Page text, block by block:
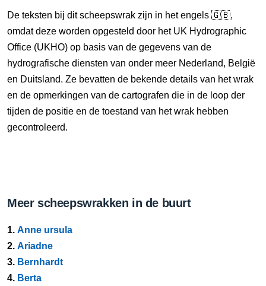
De teksten bij dit scheepswrak zijn in het engels 🇬🇧,
omdat deze worden opgesteld door het UK Hydrographic
Office (UKHO) op basis van de gegevens van de
hydrografische diensten van onder meer Nederland, België
en Duitsland. Ze bevatten de bekende details van het wrak
en de opmerkingen van de cartografen die in de loop der
tijden de positie en de toestand van het wrak hebben
gecontroleerd.
Meer scheepswrakken in de buurt
1. Anne ursula
2. Ariadne
3. Bernhardt
4. Berta